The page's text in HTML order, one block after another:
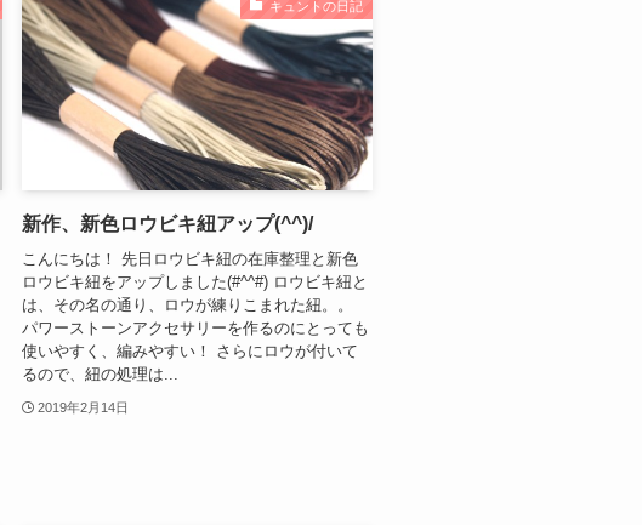
キュントの日記
新作、新色ロウビキ紐アップ(^^)/
こんにちは！ 先日ロウビキ紐の在庫整理と新色
ロウビキ紐をアップしました(#^^#) ロウビキ紐と
は、その名の通り、ロウが練りこまれた紐。。
パワーストーンアクセサリーを作るのにとっても
使いやすく、編みやすい！ さらにロウが付いて
るので、紐の処理は...
2019年2月14日